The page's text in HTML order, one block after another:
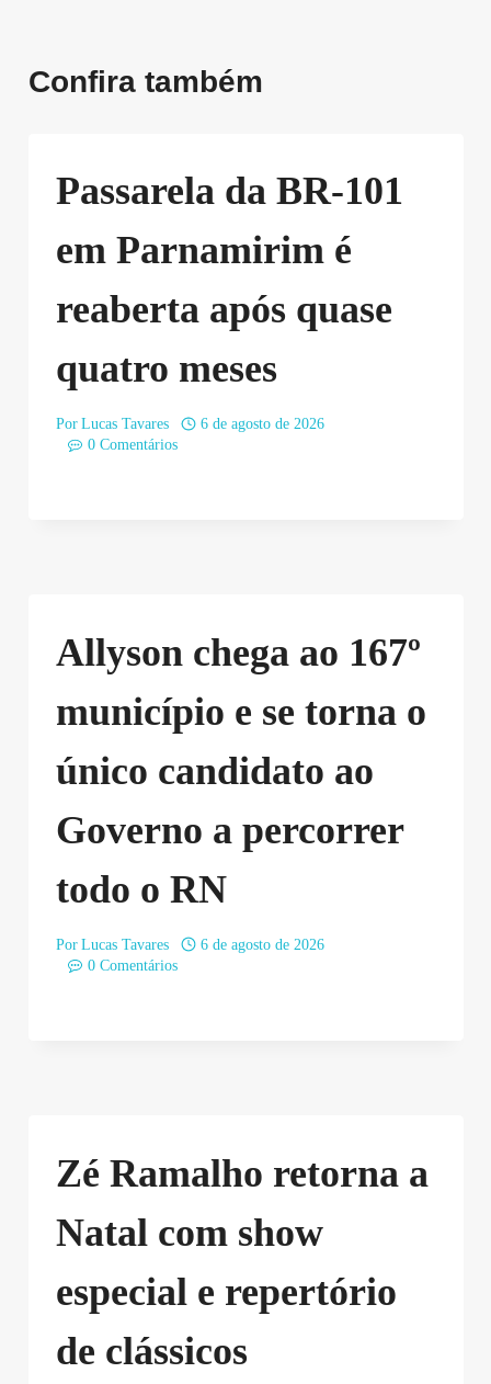
Confira também
Passarela da BR-101
em Parnamirim é
reaberta após quase
quatro meses
Por Lucas Tavares
6 de agosto de 2026
0 Comentários
Allyson chega ao 167º
município e se torna o
único candidato ao
Governo a percorrer
todo o RN
Por Lucas Tavares
6 de agosto de 2026
0 Comentários
Zé Ramalho retorna a
Natal com show
especial e repertório
de clássicos